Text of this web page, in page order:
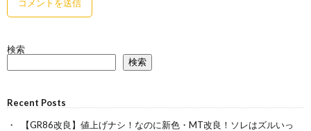
検索
検索
Recent Posts
【GR86改良】値上げナシ！なのに新色・MT改良！ソレはズルいっ